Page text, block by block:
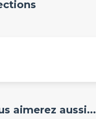
aimerez aussi...